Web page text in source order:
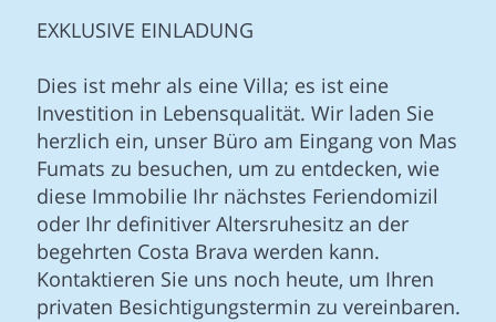
EXKLUSIVE EINLADUNG
Dies ist mehr als eine Villa; es ist eine
Investition in Lebensqualität. Wir laden Sie
herzlich ein, unser Büro am Eingang von Mas
Fumats zu besuchen, um zu entdecken, wie
diese Immobilie Ihr nächstes Feriendomizil
oder Ihr definitiver Altersruhesitz an der
begehrten Costa Brava werden kann.
Kontaktieren Sie uns noch heute, um Ihren
privaten Besichtigungstermin zu vereinbaren.